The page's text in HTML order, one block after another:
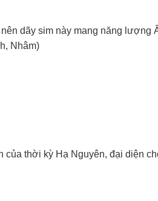
dãy sim này mang năng lượng
Nhâm)
thời kỳ Hạ Nguyên, đại diện